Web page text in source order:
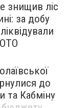
знищив ліс
за добу
до
та Кабміну